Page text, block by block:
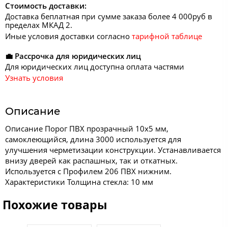
Стоимость доставки:
Доставка беплатная при сумме заказа более 4 000руб в
пределах МКАД 2.
Иные условия доставки согласно тарифной таблице
💼 Рассрочка для юридических лиц
Для юридических лиц доступна оплата частями
Узнать условия
Описание
Описание Порог ПВХ прозрачный 10х5 мм,
самоклеющийся, длина 3000 используется для
улучшения черметизации конструкции. Устанавливается
внизу дверей как распашных, так и откатных.
Используется с Профилем 206 ПВХ нижним.
Характеристики Толщина стекла: 10 мм
Похожие товары